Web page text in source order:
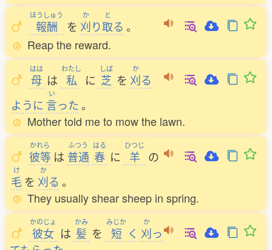
ほうしゅう
報酬 を
か
刈り
と
取る 。
Reap the reward.
はは
母 は
わたし
私 に
しば
芝 を
か
刈る
ように
い
言った。
Mother told me to mow the lawn.
かれら
彼等 は
ふつう
普通
はる
春 に
ひつじ
羊 の
け
毛 を
か
刈る 。
They usually shear sheep in spring.
かのじょ
彼女 は
かみ
髪 を
みじか
短 く
か
刈っ